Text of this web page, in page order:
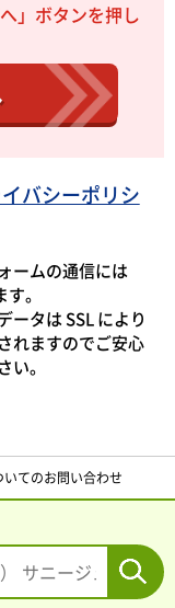
」ボタンを押し
バシーポリシ
ームの通信には
。
ータは SSL により
れますのでご安心
い。
いてのお問い合わせ